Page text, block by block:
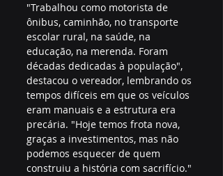
"Trabalhou como motorista de
ônibus, caminhão, no transporte
escolar rural, na saúde, na
educação, na merenda. Foram
décadas dedicadas à população",
destacou o vereador, lembrando os
tempos difíceis em que os veículos
eram manuais e a estrutura era
precária. "Hoje temos frota nova,
graças a investimentos, mas não
podemos esquecer de quem
construiu a história com sacrifício."